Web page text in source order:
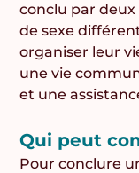
conclu par
de sexe
organiser leur
une vie
et une
Qui peut
Pour conclure